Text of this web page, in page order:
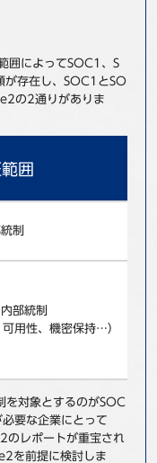
囲によってSOC1、S
存在し、SOC1とSO
の2通りがありま
囲
制
部統制
用性、機密保持…）
を対象とするのがSOC
要な企業にとって
のレポートが重宝され
を前提に検討しま